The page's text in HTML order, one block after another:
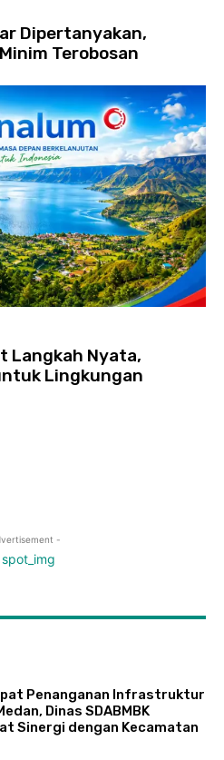
Dipertanyakan,
Terobosan
Langkah Nyata,
Lingkungan
-
Penanganan Infrastruktur
Dinas SDABMBK
Sinergi dengan Kecamatan